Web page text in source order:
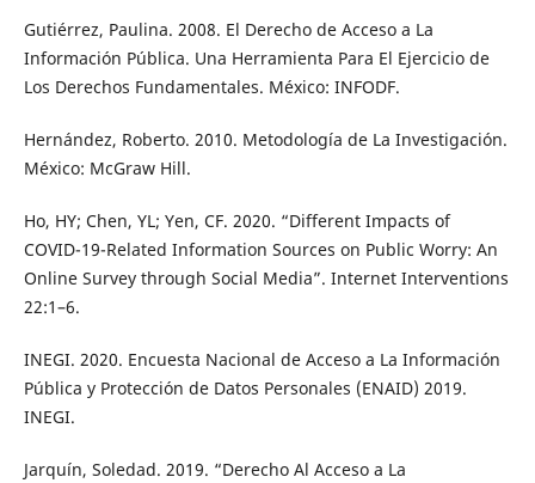
Gutiérrez, Paulina. 2008. El Derecho de Acceso a La
Información Pública. Una Herramienta Para El Ejercicio de
Los Derechos Fundamentales. México: INFODF.
Hernández, Roberto. 2010. Metodología de La Investigación.
México: McGraw Hill.
Ho, HY; Chen, YL; Yen, CF. 2020. “Different Impacts of
COVID-19-Related Information Sources on Public Worry: An
Online Survey through Social Media”. Internet Interventions
22:1–6.
INEGI. 2020. Encuesta Nacional de Acceso a La Información
Pública y Protección de Datos Personales (ENAID) 2019.
INEGI.
Jarquín, Soledad. 2019. “Derecho Al Acceso a La